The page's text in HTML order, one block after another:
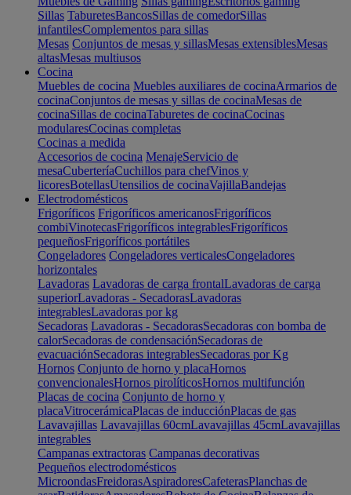
Sillas TaburetesBancosSillas de comedorSillas
infantilesComplementos para sillas
Mesas Conjuntos de mesas y sillasMesas extensiblesMesas
altasMesas multiusos
Cocina
Muebles de cocina Muebles auxiliares de cocinaArmarios de
cocinaConjuntos de mesas y sillas de cocinaMesas de
cocinaSillas de cocinaTaburetes de cocinaCocinas
modularesCocinas completas
Cocinas a medida
Accesorios de cocina MenajeServicio de
mesaCuberteríaCuchillos para chefVinos y
licoresBotellasUtensilios de cocinaVajillaBandejas
Electrodomésticos
Frigoríficos Frigoríficos americanosFrigoríficos
combiVinotecasFrigoríficos integrablesFrigoríficos
pequeñosFrigoríficos portátiles
Congeladores Congeladores verticalesCongeladores
horizontales
Lavadoras Lavadoras de carga frontalLavadoras de carga
superiorLavadoras - SecadorasLavadoras
integrablesLavadoras por kg
Secadoras Lavadoras - SecadorasSecadoras con bomba de
calorSecadoras de condensaciónSecadoras de
evacuaciónSecadoras integrablesSecadoras por Kg
Hornos Conjunto de horno y placaHornos
convencionalesHornos pirolíticosHornos multifunción
Placas de cocina Conjunto de horno y
placaVitrocerámicaPlacas de inducciónPlacas de gas
Lavavajillas Lavavajillas 60cmLavavajillas 45cmLavavajillas
integrables
Campanas extractoras Campanas decorativas
Pequeños electrodomésticos
MicroondasFreidorasAspiradoresCafeterasPlanchas de